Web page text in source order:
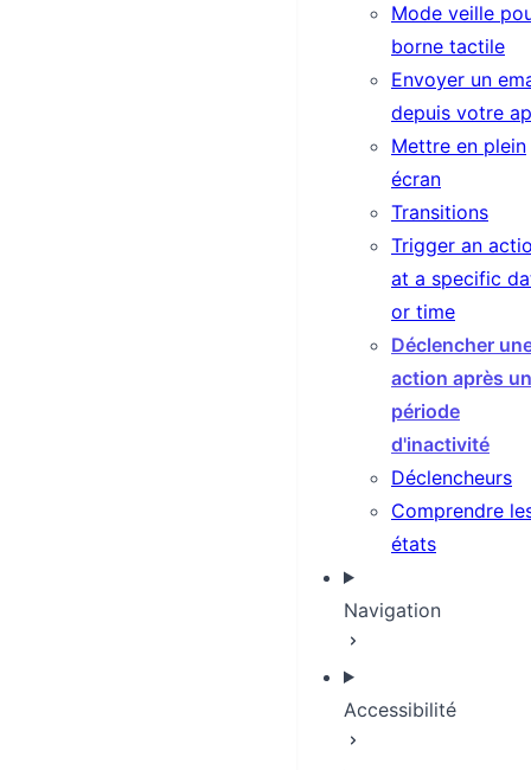
Mode veille
borne tactile
Envoyer un
depuis votre
Mettre en plein
écran
Transitions
Trigger an
at a specific
or time
Déclencher
action après
période
d'inactivité
Déclencheurs
Comprendre
états
Navigation
Accessibilité